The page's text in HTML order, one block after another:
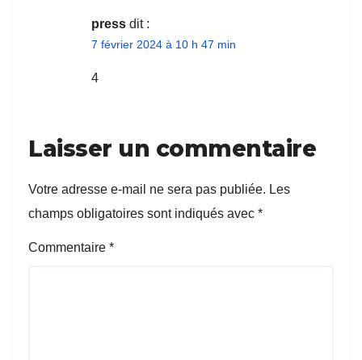
press dit :
7 février 2024 à 10 h 47 min
4
Laisser un commentaire
Votre adresse e-mail ne sera pas publiée. Les
champs obligatoires sont indiqués avec *
Commentaire *